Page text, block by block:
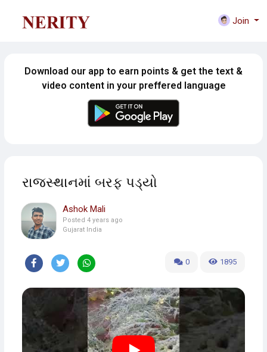
Join
Download our app to earn points & get the text &
video content in your preffered language
રાજસ્થાનમાં બરફ પડ્યો
Ashok Mali
Posted 4 years ago
Gujarat India
0 1895